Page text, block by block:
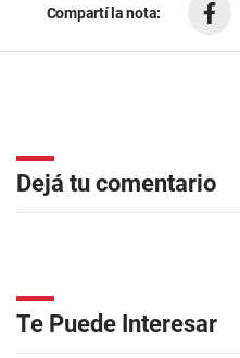
Compartí la nota:
Dejá tu comentario
Te Puede Interesar